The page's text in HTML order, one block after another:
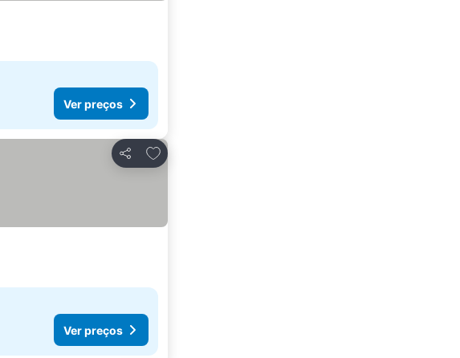
Ver preços
Partilhar
Adicionar aos favoritos
Ver preços